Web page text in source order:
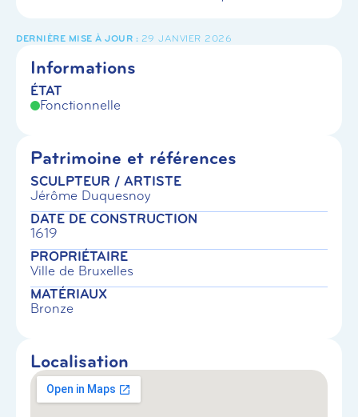
29 JANVIER 2026
Informations
ÉTAT
Fonctionnelle
Patrimoine et références
SCULPTEUR / ARTISTE
Jérôme Duquesnoy
DATE DE CONSTRUCTION
1619
PROPRIÉTAIRE
Ville de Bruxelles
MATÉRIAUX
Bronze
Localisation